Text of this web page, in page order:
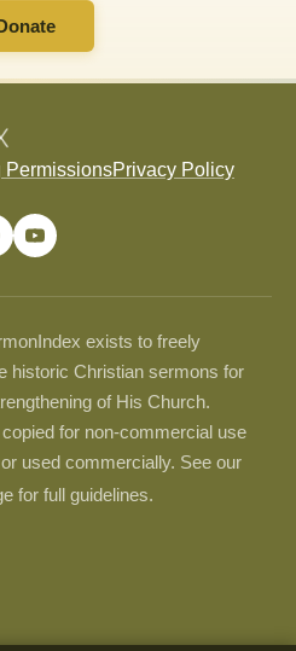
PermissionsPrivacy Policy
exists to freely
historic Christian sermons for
of His Church.
for non-commercial use
used commercially. See our
for full guidelines.